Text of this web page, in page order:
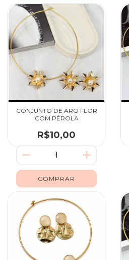
CONJUNTO DE ARO FLOR
COM PÉROLA
R$10,00